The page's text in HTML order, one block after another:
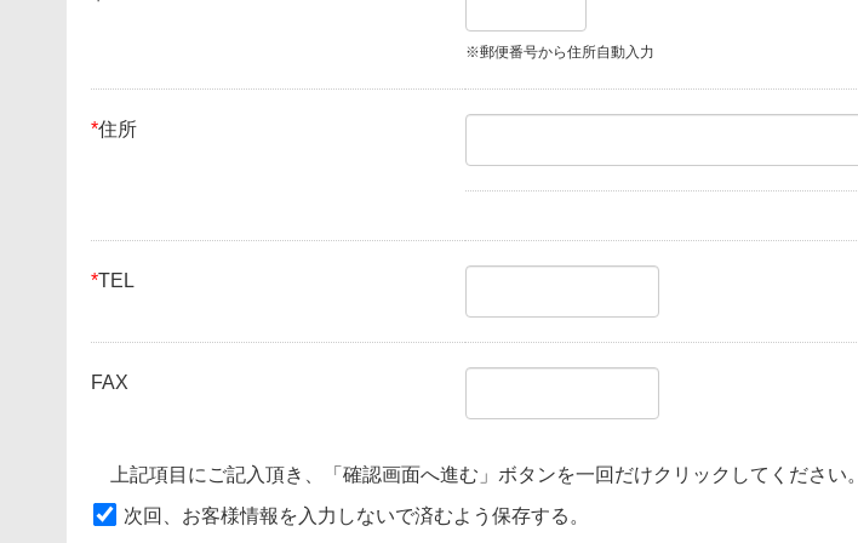
※郵便番号から住所自動入力
*住所
*TEL
FAX
上記項目にご記入頂き、「確認画面へ進む」ボタンを一回だけクリックしてください。
次回、お客様情報を入力しないで済むよう保存する。